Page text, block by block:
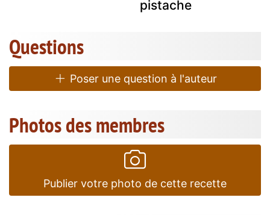
pistache
Questions
Poser une question à l'auteur
Photos des membres
Publier votre photo de cette recette